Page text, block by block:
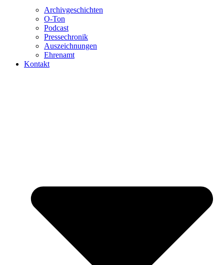
Archivgeschichten
O-Ton
Podcast
Pressechronik
Auszeichnungen
Ehrenamt
Kontakt